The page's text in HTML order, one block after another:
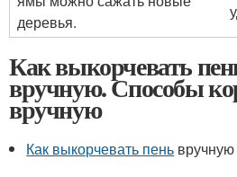
деревья.
Как выкорчевать
вручную. Способы
вручную
Как выкорчевать пень